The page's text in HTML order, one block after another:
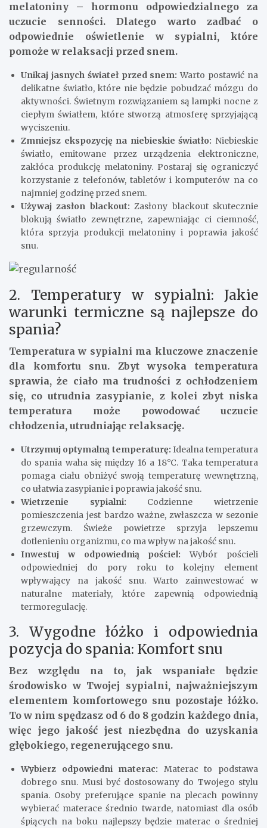
melatoniny – hormonu odpowiedzialnego za
uczucie senności. Dlatego warto zadbać o
odpowiednie oświetlenie w sypialni, które
pomoże w relaksacji przed snem.
Unikaj jasnych świateł przed snem: Warto postawić na
delikatne światło, które nie będzie pobudzać mózgu do
aktywności. Świetnym rozwiązaniem są lampki nocne z
ciepłym światłem, które stworzą atmosferę sprzyjającą
wyciszeniu.
Zmniejsz ekspozycję na niebieskie światło: Niebieskie
światło, emitowane przez urządzenia elektroniczne,
zakłóca produkcję melatoniny. Postaraj się ograniczyć
korzystanie z telefonów, tabletów i komputerów na co
najmniej godzinę przed snem.
Używaj zasłon blackout: Zasłony blackout skutecznie
blokują światło zewnętrzne, zapewniając ci ciemność,
która sprzyja produkcji melatoniny i poprawia jakość
snu.
2. Temperatury w sypialni: Jakie
warunki termiczne są najlepsze do
spania?
Temperatura w sypialni ma kluczowe znaczenie
dla komfortu snu. Zbyt wysoka temperatura
sprawia, że ciało ma trudności z ochłodzeniem
się, co utrudnia zasypianie, z kolei zbyt niska
temperatura może powodować uczucie
chłodzenia, utrudniając relaksację.
Utrzymuj optymalną temperaturę: Idealna temperatura
do spania waha się między 16 a 18°C. Taka temperatura
pomaga ciału obniżyć swoją temperaturę wewnętrzną,
co ułatwia zasypianie i poprawia jakość snu.
Wietrzenie sypialni: Codzienne wietrzenie
pomieszczenia jest bardzo ważne, zwłaszcza w sezonie
grzewczym. Świeże powietrze sprzyja lepszemu
dotlenieniu organizmu, co ma wpływ na jakość snu.
Inwestuj w odpowiednią pościel: Wybór pościeli
odpowiedniej do pory roku to kolejny element
wpływający na jakość snu. Warto zainwestować w
naturalne materiały, które zapewnią odpowiednią
termoregulację.
3. Wygodne łóżko i odpowiednia
pozycja do spania: Komfort snu
Bez względu na to, jak wspaniałe będzie
środowisko w Twojej sypialni, najważniejszym
elementem komfortowego snu pozostaje łóżko.
To w nim spędzasz od 6 do 8 godzin każdego dnia,
więc jego jakość jest niezbędna do uzyskania
głębokiego, regenerującego snu.
Wybierz odpowiedni materac: Materac to podstawa
dobrego snu. Musi być dostosowany do Twojego stylu
spania. Osoby preferujące spanie na plecach powinny
wybierać materace średnio twarde, natomiast dla osób
śpiących na boku najlepszy będzie materac o średniej